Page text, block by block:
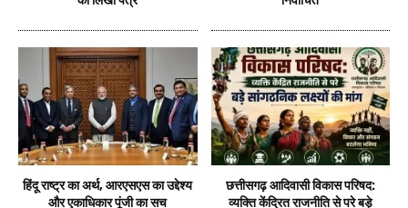
हिंदू राष्ट्र का अर्थ, आरएसएस का उद्देश्य
और एकाधिकार पूंजी का सच
छत्तीसगढ़ आदिवासी विकास परिषद:
व्यक्ति केंद्रित राजनीति से परे बड़े